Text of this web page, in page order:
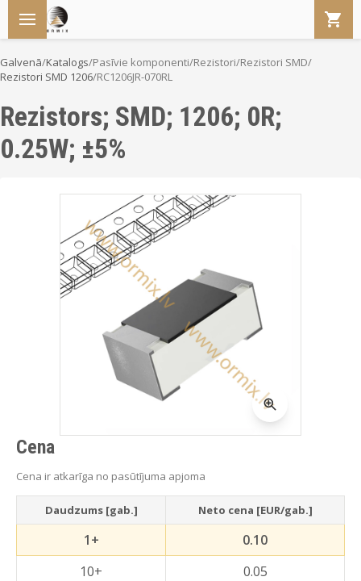
Galvenā/Katalogs/Pasīvie komponenti/Rezistori/Rezistori SMD/
Rezistori SMD 1206/RC1206JR-070RL
Rezistors; SMD; 1206; 0R;
0.25W; ±5%
Cena
Cena ir atkarīga no pasūtījuma apjoma
Daudzums [gab.] Neto cena [EUR/gab.]
1+
0.10
10+
0.05